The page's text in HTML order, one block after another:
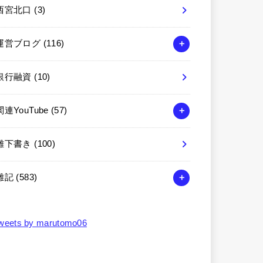
宮北口 (3)
営ブログ (116)
行融資 (10)
連YouTube (57)
下書き (100)
記 (583)
by marutomo06